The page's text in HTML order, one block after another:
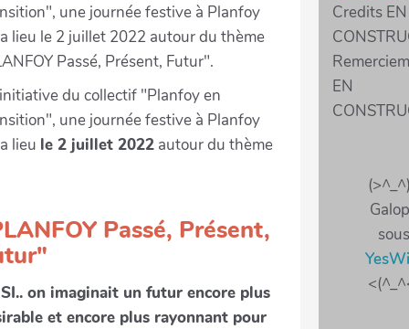
une journée festive à Planfoy
lieu le 2 juillet 2022 autour du thème
Passé, Présent, Futur".
du collectif "Planfoy en
une journée festive à Planfoy
lieu le 2 juillet 2022 autour du thème
Passé, Présent,
on imaginait un futur encore plus
et encore plus rayonnant pour
Credits EN
EN
sous